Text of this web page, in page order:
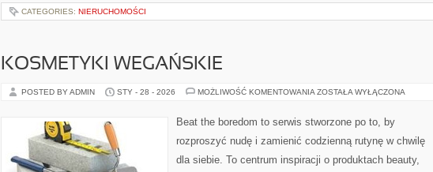
CATEGORIES: NIERUCHOMOŚCI
KOSMETYKI WEGAŃSKIE
POSTED BY ADMIN STY - 28 - 2026 MOŻLIWOŚĆ KOMENTOWANIA KOSMETYKI
ZOSTAŁA WYŁĄCZONA
Beat the boredom to serwis stworzone po to, by
rozproszyć nudę i zamienić codzienną rutynę w chwilę
dla siebie. To centrum inspiracji o produktach beauty,